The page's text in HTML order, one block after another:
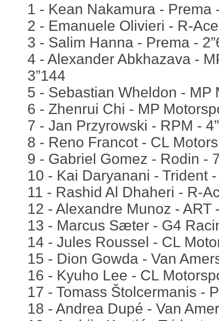
1 - Kean Nakamura - Prema
2 - Emanuele Olivieri - R-
3 - Salim Hanna - Prema -
4 - Alexander Abkhazava -
3”144
5 - Sebastian Wheldon - MP
6 - Zhenrui Chi - MP
7 - Jan Przyrowski - RPM -
8 - Reno Francot - CL
9 - Gabriel Gomez - Rodin -
10 - Kai Daryanani - Trident -
11 - Rashid Al Dhaheri - R-
12 - Alexandre Munoz - ART
13 - Marcus Sæter - G4
14 - Jules Roussel - CL
15 - Dion Gowda - Van
16 - Kyuho Lee - CL
17 - Tomass Štolcermanis -
18 - Andrea Dupé - Van